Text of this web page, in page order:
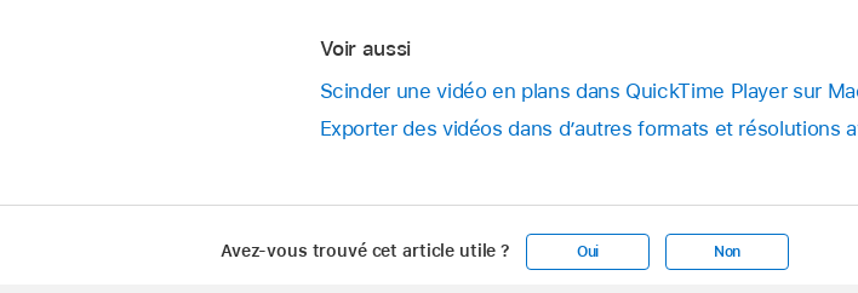
Voir aussi
Scinder une vidéo en plans dans QuickTime Player sur
Exporter des vidéos dans d’autres formats et résolutions
Avez-vous trouvé cet article utile ? Oui Non